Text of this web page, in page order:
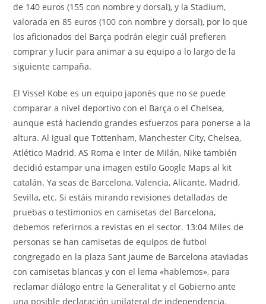
de 140 euros (155 con nombre y dorsal), y la Stadium,
valorada en 85 euros (100 con nombre y dorsal), por lo que
los aficionados del Barça podrán elegir cuál prefieren
comprar y lucir para animar a su equipo a lo largo de la
siguiente campaña.
El Vissel Kobe es un equipo japonés que no se puede
comparar a nivel deportivo con el Barça o el Chelsea,
aunque está haciendo grandes esfuerzos para ponerse a la
altura. Al igual que Tottenham, Manchester City, Chelsea,
Atlético Madrid, AS Roma e Inter de Milán, Nike también
decidió estampar una imagen estilo Google Maps al kit
catalán. Ya seas de Barcelona, Valencia, Alicante, Madrid,
Sevilla, etc. Si estáis mirando revisiones detalladas de
pruebas o testimonios en camisetas del Barcelona,
debemos referirnos a revistas en el sector. 13:04 Miles de
personas se han camisetas de equipos de futbol
congregado en la plaza Sant Jaume de Barcelona ataviadas
con camisetas blancas y con el lema «hablemos», para
reclamar diálogo entre la Generalitat y el Gobierno ante
una posible declaración unilateral de independencia.